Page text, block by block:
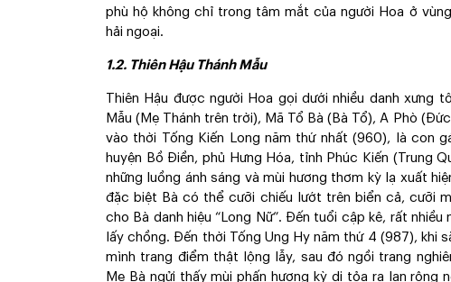
phù hộ không chỉ trong tâm mắt của người Hoa ở
hải ngoại.
1.2. Thiên Hậu Thánh Mẫu
Thiên Hậu được người Hoa gọi dưới nhiều danh xưng
Mẫu (Mẹ Thánh trên trời), Mã Tổ Bà (Bà Tổ), A Phò
vào thời Tống Kiến Long năm thứ nhất (960), là con
huyện Bồ Điền, phủ Hưng Hóa, tỉnh Phúc Kiến (Trung
những luồng ánh sáng và mùi hương thơm kỳ lạ xuất
đặc biệt Bà có thể cưỡi chiếu lướt trên biển cả, cưỡi
cho Bà danh hiệu “Long Nữ”. Đến tuổi cập kê, rất
lấy chồng. Đến thời Tống Ung Hy năm thứ 4 (987), khi
mình trang điểm thật lộng lẫy, sau đó ngồi trang
Mẹ Bà ngửi thấy mùi phấn hương kỳ dị tỏa ra lan rộng